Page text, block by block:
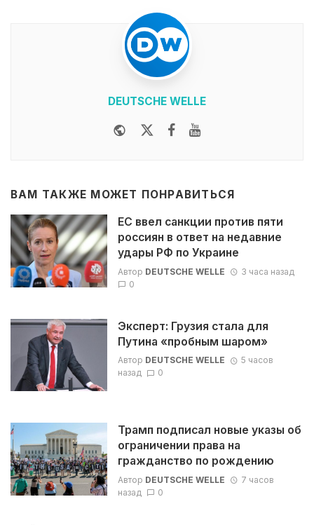
DEUTSCHE WELLE
WebsiteTwitterFacebook
ВАМ ТАКЖЕ МОЖЕТ ПОНРАВИТЬСЯ
ЕС ввел санкции против пяти
россиян в ответ на недавние
удары РФ по Украине
Автор DEUTSCHE WELLE
3 часа назад
0
Эксперт: Грузия стала для
Путина «пробным шаром»
Автор DEUTSCHE WELLE
5 часов
назад
0
Трамп подписал новые указы об
ограничении права на
гражданство по рождению
Автор DEUTSCHE WELLE
7 часов
назад
0